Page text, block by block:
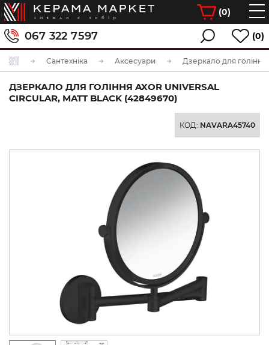
(0)
067 322 7597 (0)
Сантехніка Аксесуари Дзеркало для гоління
ДЗЕРКАЛО ДЛЯ ГОЛІННЯ AXOR UNIVERSAL
CIRCULAR, MATT BLACK (42849670)
КОД: NAVARA45740